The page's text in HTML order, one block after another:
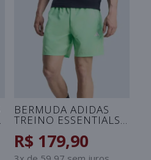
BERMUDA ADIDAS
TREINO ESSENTIALS
VERDE
R$ 179,90